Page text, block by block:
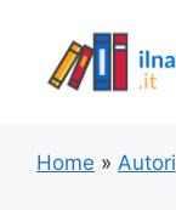
contenuto
Home » Autori